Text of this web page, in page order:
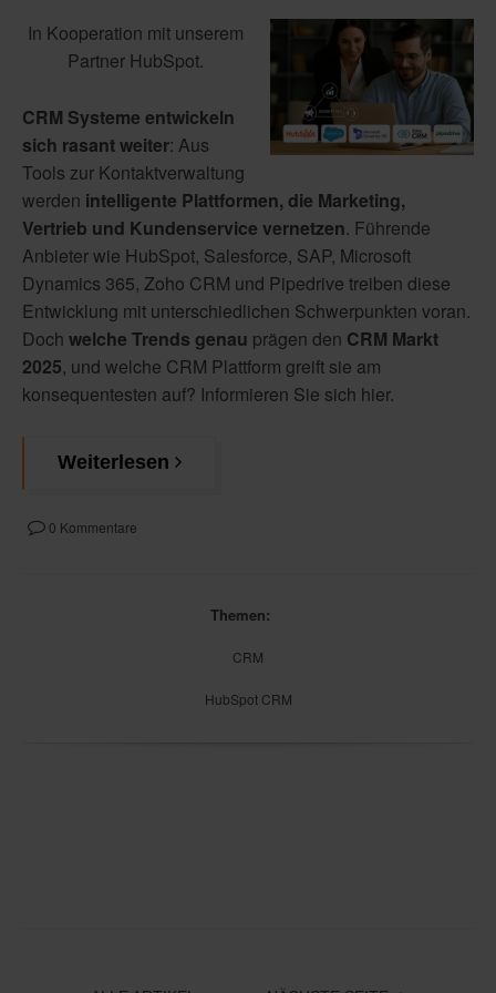
In Kooperation mit unserem
Partner HubSpot.
CRM Systeme entwickeln
sich rasant weiter: Aus
Tools zur Kontaktverwaltung
werden intelligente Plattformen, die Marketing,
Vertrieb und Kundenservice vernetzen. Führende
Anbieter wie HubSpot, Salesforce, SAP, Microsoft
Dynamics 365, Zoho CRM und Pipedrive treiben diese
Entwicklung mit unterschiedlichen Schwerpunkten voran.
Doch welche Trends genau prägen den CRM Markt
2025, und welche CRM Plattform greift sie am
konsequentesten auf? Informieren Sie sich hier.
Weiterlesen
0 Kommentare
Themen:
CRM
HubSpot CRM